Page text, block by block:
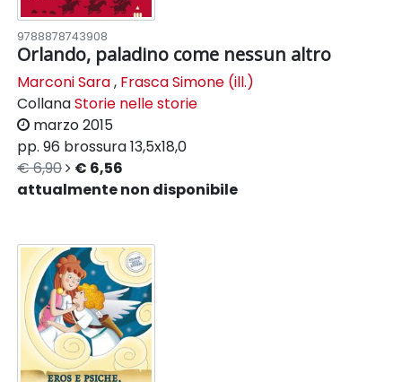
9788878743908
Orlando, paladino come nessun altro
Marconi Sara, Frasca Simone (ill.)
CollanaStorie nelle storie
marzo 2015
pp. 96 brossura13,5x18,0
€ 6,90
€ 6,56
attualmente non disponibile